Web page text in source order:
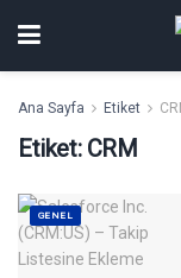
Ana Sayfa Etiket
Etiket: CRM
GENEL